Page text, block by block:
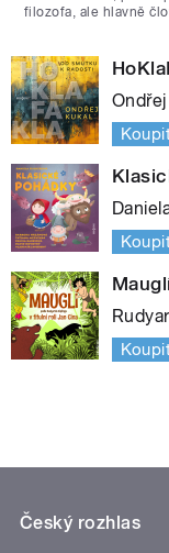
filozofa, ale hlavně
Ondřej
Český rozhlas